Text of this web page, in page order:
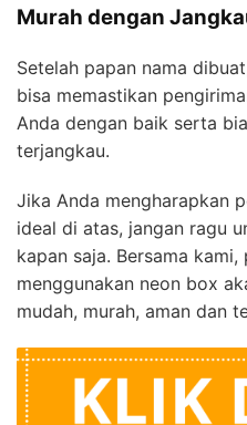
Murah dengan
Setelah papan nama
bisa memastikan
Anda dengan baik serta
terjangkau.
Jika Anda mengharapkan
ideal di atas, jangan ragu
kapan saja. Bersama
menggunakan neon box
mudah, murah, aman dan